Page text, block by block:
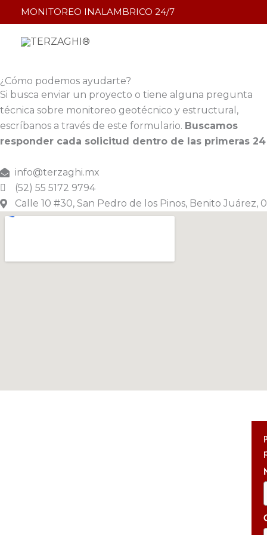
al
contenido
MONITOREO INALAMBRICO 24/7
¿Cómo podemos ayudarte?​
Si busca enviar un proyecto o tiene alguna pregunta
técnica sobre monitoreo geotécnico y estructural,
escríbanos a través de este formulario. Buscamos
responder cada solicitud dentro de las primeras 24
info@terzaghi.mx
(52) 55 5172 9794
Calle 10 #30, San Pedro de los Pinos, Benito Juárez,